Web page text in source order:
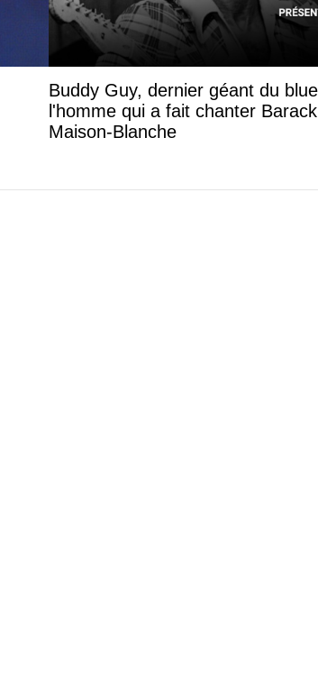
Buddy Guy, dernier géant du
l'homme qui a fait chanter
Maison-Blanche